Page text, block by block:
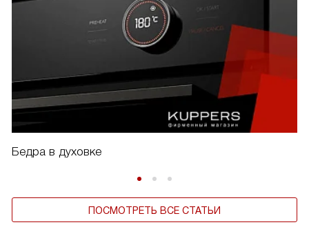
Бедра в духовке
ПОСМОТРЕТЬ ВСЕ СТАТЬИ